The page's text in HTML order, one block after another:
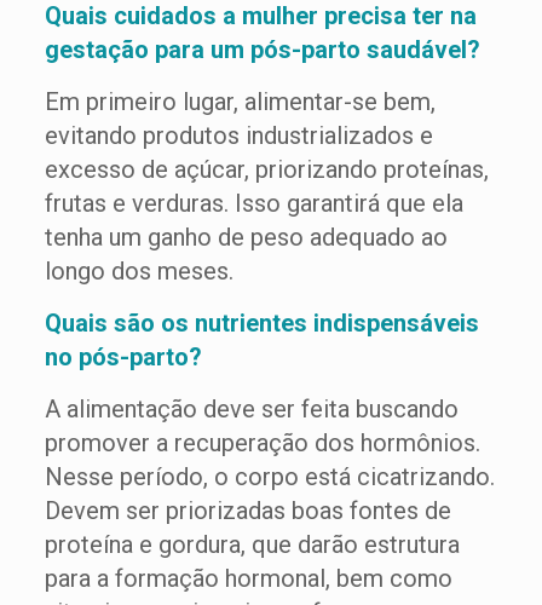
Quais cuidados a mulher precisa ter na
gestação para um pós-parto saudável?
Em primeiro lugar, alimentar-se bem,
evitando produtos industrializados e
excesso de açúcar, priorizando proteínas,
frutas e verduras. Isso garantirá que ela
tenha um ganho de peso adequado ao
longo dos meses.
Quais são os nutrientes indispensáveis
no pós-parto?
A alimentação deve ser feita buscando
promover a recuperação dos hormônios.
Nesse período, o corpo está cicatrizando.
Devem ser priorizadas boas fontes de
proteína e gordura, que darão estrutura
para a formação hormonal, bem como